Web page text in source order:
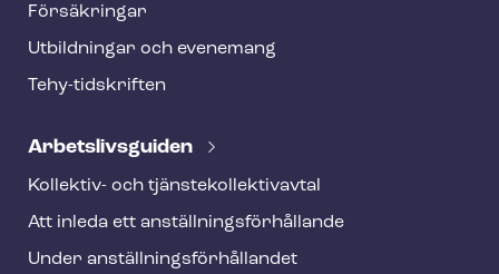
e
Försäkringar
Utbildningar och evenemang
Tehy-​tidskriften
Ar­bets­livs­gui­den
Kollektiv- och tjäns­te­kol­lek­tivav­tal
Att inleda ett an­ställ­nings­för­hål­lan­de
Under an­ställ­nings­för­hål­lan­det